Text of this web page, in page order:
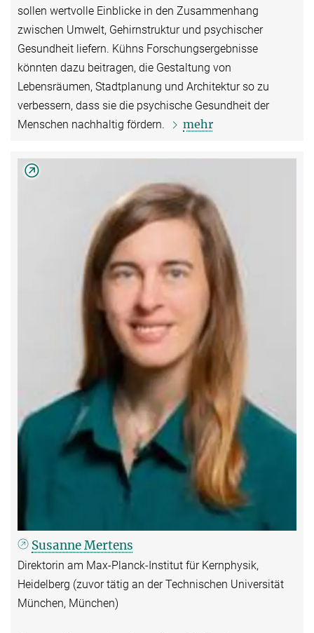
sollen wertvolle Einblicke in den Zusammenhang
zwischen Umwelt, Gehirnstruktur und psychischer
Gesundheit liefern. Kühns Forschungsergebnisse
könnten dazu beitragen, die Gestaltung von
Lebensräumen, Stadtplanung und Architektur so zu
verbessern, dass sie die psychische Gesundheit der
Menschen nachhaltig fördern.
mehr
Susanne Mertens
Direktorin am Max-Planck-Institut für Kernphysik,
Heidelberg (zuvor tätig an der Technischen Universität
München, München)